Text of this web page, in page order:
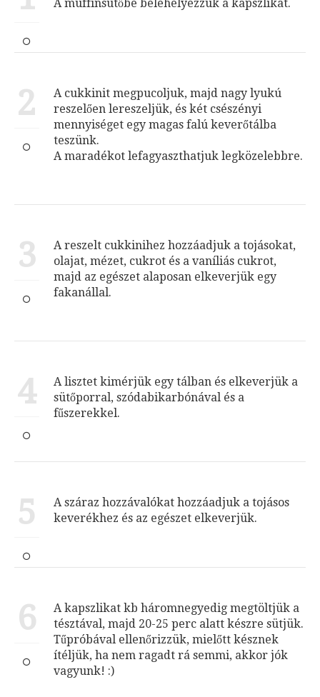
A muffinsütőbe belehelyezzük a kapszlikat.
2
A cukkinit megpucoljuk, majd nagy lyukú
reszelően lereszeljük, és két csészényi
mennyiséget egy magas falú keverőtálba
teszünk.
A maradékot lefagyaszthatjuk legközelebbre.
3
A reszelt cukkinihez hozzáadjuk a tojásokat,
olajat, mézet, cukrot és a vaníliás cukrot,
majd az egészet alaposan elkeverjük egy
fakanállal.
4
A lisztet kimérjük egy tálban és elkeverjük a
sütőporral, szódabikarbónával és a
fűszerekkel.
5
A száraz hozzávalókat hozzáadjuk a tojásos
keverékhez és az egészet elkeverjük.
6
A kapszlikat kb háromnegyedig megtöltjük a
tésztával, majd 20-25 perc alatt készre sütjük.
Tűpróbával ellenőrizzük, mielőtt késznek
ítéljük, ha nem ragadt rá semmi, akkor jók
vagyunk! :)